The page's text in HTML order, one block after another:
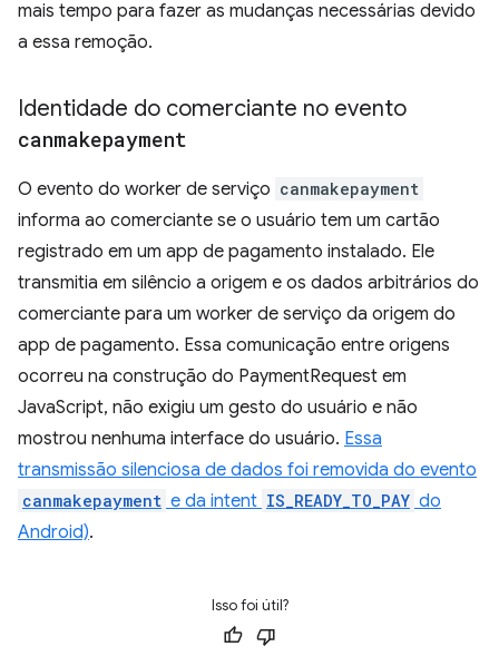
mais tempo para fazer as mudanças necessárias devido
a essa remoção.
Identidade do comerciante no evento
canmakepayment
O evento do worker de serviço canmakepayment
informa ao comerciante se o usuário tem um cartão
registrado em um app de pagamento instalado. Ele
transmitia em silêncio a origem e os dados arbitrários do
comerciante para um worker de serviço da origem do
app de pagamento. Essa comunicação entre origens
ocorreu na construção do PaymentRequest em
JavaScript, não exigiu um gesto do usuário e não
mostrou nenhuma interface do usuário. Essa
transmissão silenciosa de dados foi removida do evento
canmakepayment e da intent IS_READY_TO_PAY do
Android).
Isso foi útil?